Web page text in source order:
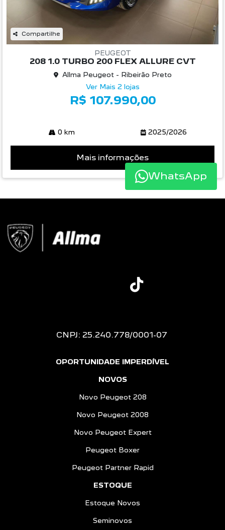
Compartilhe
PEUGEOT
208 1.0 TURBO 200 FLEX ALLURE CVT
Allma Peugeot - Ribeirão Preto
Ver Mais 2 lojas
R$ 107.990,00
0 km 2025/2026
Mais informações
CNPJ: 25.240.778/0001-07
OPORTUNIDADE IMPERDÍVEL
NOVOS
Novo Peugeot 208
Novo Peugeot 2008
Novo Peugeot Expert
Peugeot Boxer
Peugeot Partner Rapid
ESTOQUE
Estoque Novos
Seminovos
WhatsApp